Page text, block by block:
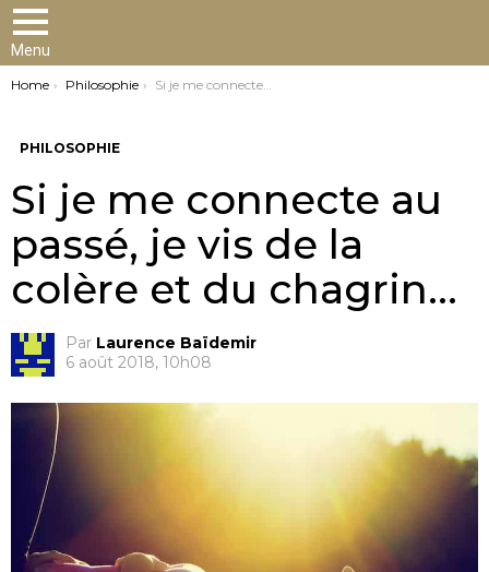
Menu
You are here:
Home Philosophie Si je me connecte au passé, je vis de la colère et du chagrin…
PHILOSOPHIE
Si je me connecte au
passé, je vis de la
colère et du chagrin…
Par Laurence Baïdemir
6 août 2018, 10h08